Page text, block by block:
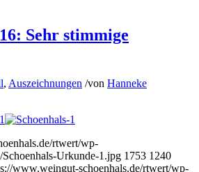
Sehr stimmige
, Auszeichnungen /von Hanneke
rtwert/wp-
Urkunde-1.jpg 1753 1240
www.weingut-schoenhals.de/rtwert/wp-